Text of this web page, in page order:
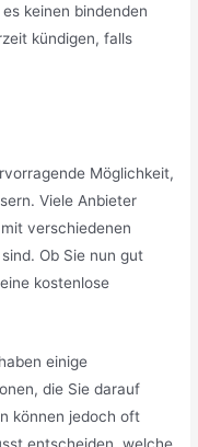
keinen bindenden
kündigen, falls
Möglichkeit,
Viele Anbieter
verschiedenen
Ob Sie nun gut
kostenlose
einige
die Sie darauf
können jedoch oft